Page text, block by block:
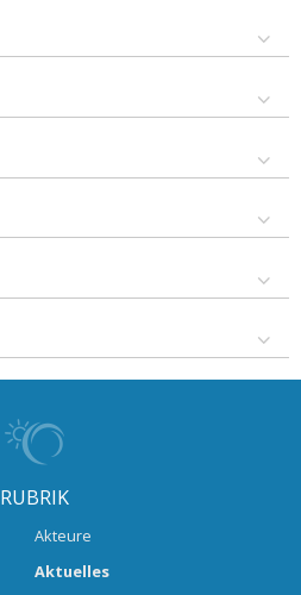
RUBRIK
Akteure
Aktuelles